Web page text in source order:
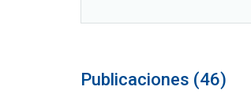
Publicaciones (46)